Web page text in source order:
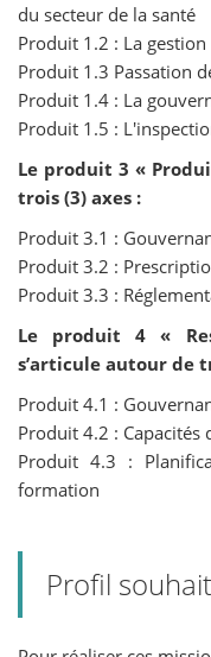
du secteur de la santé
Produit 1.2 : La
Produit 1.3 Passation
Produit 1.4 : La
Produit 1.5 :
Le produit 3 «
trois (3) axes :
Produit 3.1 :
Produit 3.2 :
Produit 3.3 :
Le produit 4 «
s’articule autour de
Produit 4.1 :
Produit 4.2 : Capacités
Produit 4.3 :
formation
Profil